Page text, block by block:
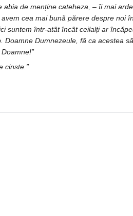
de menține cateheza, – îi mai
cea mai bună părere despre noi
într-atât încât ceilalți ar
Dumnezeule, fă ca acestea
cinste.”